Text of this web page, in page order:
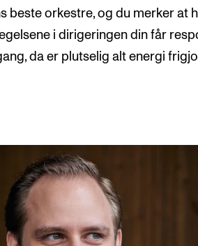
beste orkestre, og du merker at
i dirigeringen din får
da er plutselig alt energi